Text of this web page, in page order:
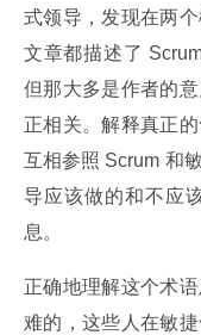
式领导，发现在两
文章都描述了
但那大多是作者的
正相关。解释真正
互相参照 Scrum 和
导应该做的和不应
息。
正确地理解这个术
难的，这些人在敏